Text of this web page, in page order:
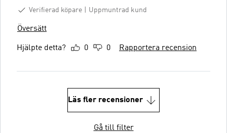
Verifierad köpare
Uppmuntrad kund
Översätt
Hjälpte detta? 0 0 Rapportera recension
Läs fler recensioner
Gå till filter